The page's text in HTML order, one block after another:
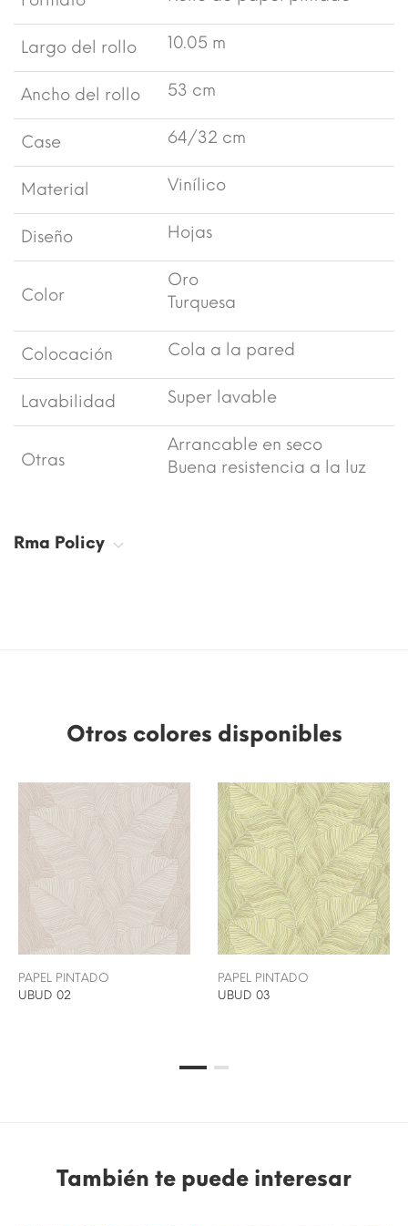
Largo del rollo 10.05 m
Ancho del rollo 53 cm
Case 64/32 cm
Material Vinílico
Diseño Hojas
Color
Oro
Turquesa
Colocación Cola a la pared
Lavabilidad Super lavable
Otras
Arrancable en seco
Buena resistencia a la luz
Rma Policy
Otros colores disponibles
PAPEL PINTADO
UBUD 02
PAPEL PINTADO
UBUD 03
También te puede interesar